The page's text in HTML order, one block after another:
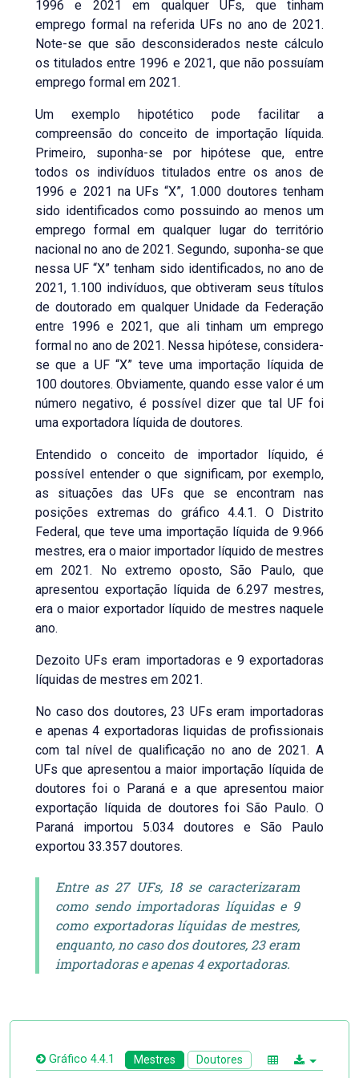
1996 e 2021 em qualquer UFs, que tinham
emprego formal na referida UFs no ano de 2021.
Note-se que são desconsiderados neste cálculo
os titulados entre 1996 e 2021, que não possuíam
emprego formal em 2021.
Um exemplo hipotético pode facilitar a
compreensão do conceito de importação líquida.
Primeiro, suponha-se por hipótese que, entre
todos os indivíduos titulados entre os anos de
1996 e 2021 na UFs “X”, 1.000 doutores tenham
sido identificados como possuindo ao menos um
emprego formal em qualquer lugar do território
nacional no ano de 2021. Segundo, suponha-se que
nessa UF “X” tenham sido identificados, no ano de
2021, 1.100 indivíduos, que obtiveram seus títulos
de doutorado em qualquer Unidade da Federação
entre 1996 e 2021, que ali tinham um emprego
formal no ano de 2021. Nessa hipótese, considera-
se que a UF “X” teve uma importação líquida de
100 doutores. Obviamente, quando esse valor é um
número negativo, é possível dizer que tal UF foi
uma exportadora líquida de doutores.
Entendido o conceito de importador líquido, é
possível entender o que significam, por exemplo,
as situações das UFs que se encontram nas
posições extremas do gráfico 4.4.1. O Distrito
Federal, que teve uma importação líquida de 9.966
mestres, era o maior importador líquido de mestres
em 2021. No extremo oposto, São Paulo, que
apresentou exportação líquida de 6.297 mestres,
era o maior exportador líquido de mestres naquele
ano.
Dezoito UFs eram importadoras e 9 exportadoras
líquidas de mestres em 2021.
No caso dos doutores, 23 UFs eram importadoras
e apenas 4 exportadoras liquidas de profissionais
com tal nível de qualificação no ano de 2021. A
UFs que apresentou a maior importação líquida de
doutores foi o Paraná e a que apresentou maior
exportação líquida de doutores foi São Paulo. O
Paraná importou 5.034 doutores e São Paulo
exportou 33.357 doutores.
Entre as 27 UFs, 18 se caracterizaram
como sendo importadoras líquidas e 9
como exportadoras líquidas de mestres,
enquanto, no caso dos doutores, 23 eram
importadoras e apenas 4 exportadoras.
Gráfico 4.4.1 Mestres Doutores